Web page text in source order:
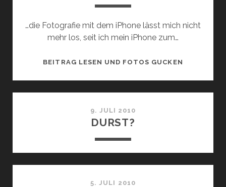
…die Fotografie mit dem iPhone lässt mich nicht
mehr los, seit ich mein iPhone zum…
BEITRAG LESEN UND FOTOS GUCKEN
9. JULI 2010
DURST?
5. JULI 2010